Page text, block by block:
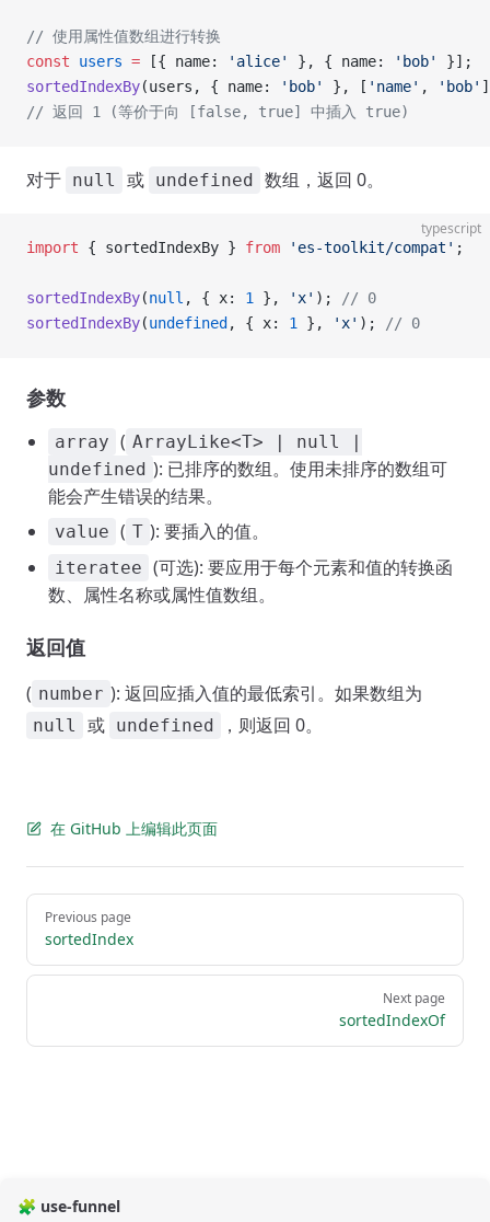
// 使用属性值数组进行转换
const users = [{ name: 'alice' }, { name: 'bob'
}];
sortedIndexBy(users, { name: 'bob' }, [ 'name' , 'bob'
// 返回 1 (等价于向 [false, true] 中插入 true)
对于 null 或 undefined 数组，返回 0。
typescript
import { sortedIndexBy } from 'es-toolkit/compat' ;
sortedIndexBy(null , { x: 1 }, 'x' );
// 0
sortedIndexBy(undefined , { x: 1 }, 'x' ); // 0
参数
array ( ArrayLike<T> | null |
undefined ): 已排序的数组。使用未排序的数组可
能会产生错误的结果。
value ( T ): 要插入的值。
iteratee (可选): 要应用于每个元素和值的转换函
数、属性名称或属性值数组。
返回值
( number ): 返回应插入值的最低索引。如果数组为
null 或 undefined ，则返回 0。
在 GitHub 上编辑此页面
Pager
Previous page
sortedIndex
Next page
sortedIndexOf
🧩 use-funnel